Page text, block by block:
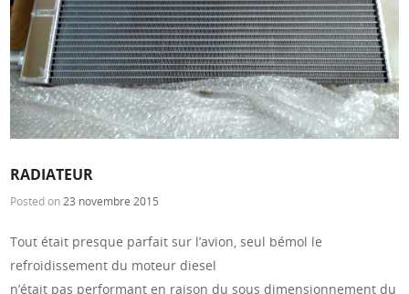
RADIATEUR
Posted on23 novembre 2015
Tout était presque parfait sur l’avion, seul bémol le
refroidissement du moteur diesel
n’était pas performant en raison du sous dimensionnement du